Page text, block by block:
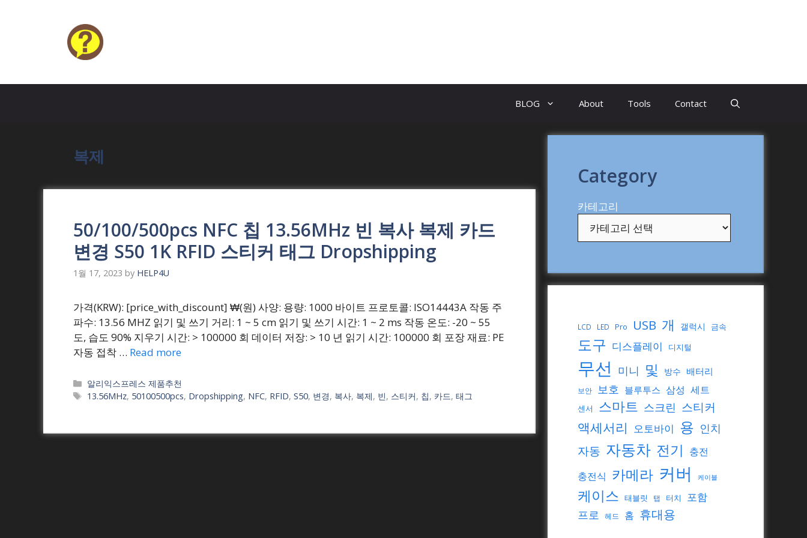
BLOG About Tools Contact
복제
50/100/500pcs NFC 칩 13.56MHz 빈 복사 복제 카드
변경 S50 1K RFID 스티커 태그 Dropshipping
1월 17, 2023 by HELP4U
가격(KRW): [price_with_discount] ₩(원) 사양: 용량: 1000 바이트 프로토콜: ISO14443A 작동 주
파수: 13.56 MHZ 읽기 및 쓰기 거리: 1 ~ 5 cm 읽기 및 쓰기 시간: 1 ~ 2 ms 작동 온도: -20 ~ 55
도, 습도 90% 지우기 시간: > 100000 회 데이터 저장: > 10 년 읽기 시간: 100000 회 포장 재료: PE
자동 접착 … Read more
Categories
알리익스프레스 제품추천
Tags
13.56MHz, 50100500pcs, Dropshipping, NFC, RFID,S50, 변경, 복사, 복제, 빈, 스티커, 칩, 카드,태그
Category
카테고리
LCD LED Pro USB 개 갤럭시 금속
도구 디스플레이 디지털
무선 미니 및 방수 배터리
보안 보호 블루투스 삼성 세트
센서 스마트 스크린 스티커
액세서리 오토바이 용 인치
자동 자동차 전기 충전
충전식 카메라 커버 케이블
케이스 태블릿 탭 터치 포함
프로 헤드 홈 휴대용